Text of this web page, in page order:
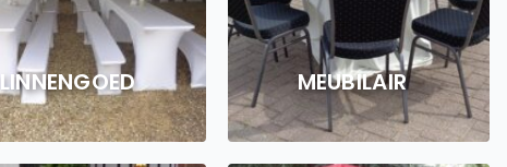
LINNENGOED MEUBILAIR